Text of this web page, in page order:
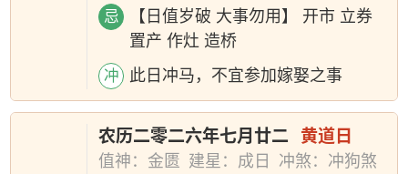
忌
【日值岁破 大事勿用】 开市 立券
置产 作灶 造桥
冲 此日冲马，不宜参加嫁娶之事
农历二零二六年七月廿二 黄道日
值神：金匮 建星：成日
冲煞：冲狗煞